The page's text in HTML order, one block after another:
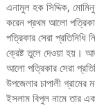
এনামুল হক সিদ্দিক,
করেন প্রথম আলো
পত্রিকার সেরা প্রতিনিধি
ক্রেষ্ট তুলে দেওয়া হয়।
আলো পত্রিকার সেরা
উপজেলার চাপালী
ইসলাম বিপুল নামে তার